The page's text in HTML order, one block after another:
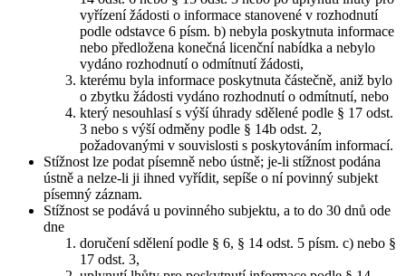
vyřízení žádosti o informace stanovené v rozhodnutí
podle odstavce 6 písm. b) nebyla poskytnuta informace
nebo předložena konečná licenční nabídka a nebylo
vydáno rozhodnutí o odmítnutí žádosti,
kterému byla informace poskytnuta částečně, aniž bylo
o zbytku žádosti vydáno rozhodnutí o odmítnutí, nebo
který nesouhlasí s výší úhrady sdělené podle § 17 odst.
3 nebo s výší odměny podle § 14b odst. 2,
požadovanými v souvislosti s poskytováním informací.
Stížnost lze podat písemně nebo ústně; je-li stížnost podána
ústně a nelze-li ji ihned vyřídit, sepíše o ní povinný subjekt
písemný záznam.
Stížnost se podává u povinného subjektu, a to do 30 dnů ode
dne
doručení sdělení podle § 6, § 14 odst. 5 písm. c) nebo §
17 odst. 3,